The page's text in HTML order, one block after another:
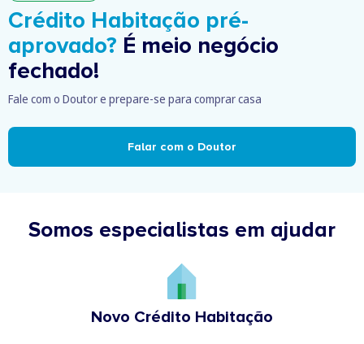
Crédito Habitação pré-
aprovado? É meio negócio
fechado!
Fale com o Doutor e prepare-se para comprar casa
Falar com o Doutor
Somos especialistas em ajudar
Novo Crédito Habitação